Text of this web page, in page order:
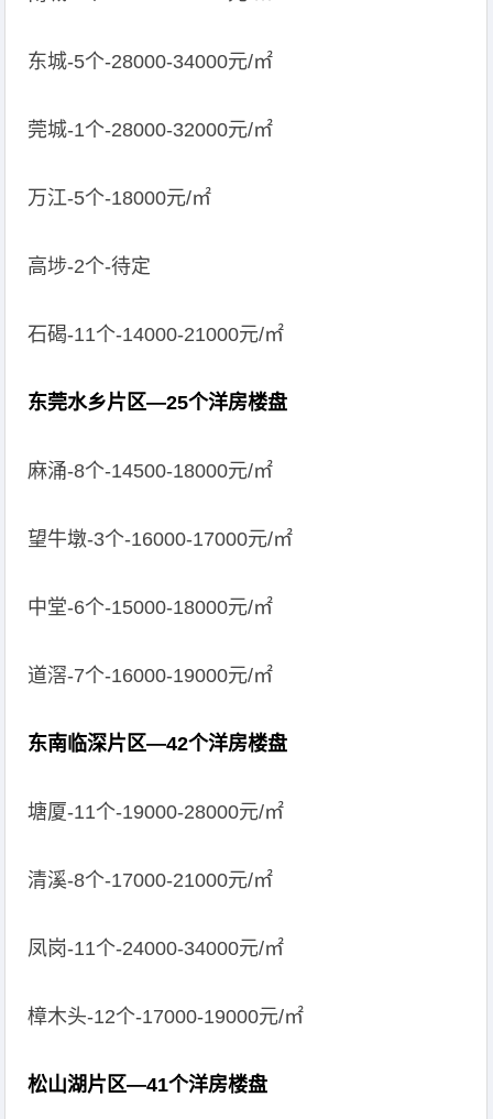
东城-5个-28000-34000元/㎡
莞城-1个-28000-32000元/㎡
万江-5个-18000元/㎡
高埗-2个-待定
石碣-11个-14000-21000元/㎡
东莞水乡片区—25个洋房楼盘
麻涌-8个-14500-18000元/㎡
望牛墩-3个-16000-17000元/㎡
中堂-6个-15000-18000元/㎡
道滘-7个-16000-19000元/㎡
东南临深片区—42个洋房楼盘
塘厦-11个-19000-28000元/㎡
清溪-8个-17000-21000元/㎡
凤岗-11个-24000-34000元/㎡
樟木头-12个-17000-19000元/㎡
松山湖片区—41个洋房楼盘